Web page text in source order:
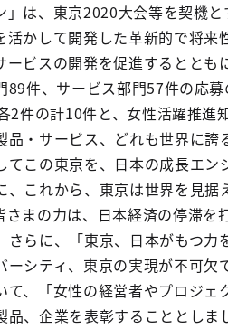
」は、東京2020大会等を契機
活かして開発した革新的で将
ビスの開発を促進するととも
89件、サービス部門57件の応
2件の計10件と、女性活躍推進
品・サービス、どれも世界に
てこの東京を、日本の成長エ
、これから、東京は世界を見
さまの力は、日本経済の停滞
さらに、「東京、日本がもつ
ーシティ、東京の実現が不可
て、「女性の経営者やプロジ
品、企業を表彰することとし